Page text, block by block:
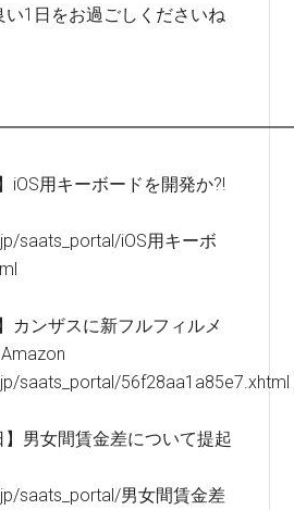
い1日をお過ごしくださいね
iOS用キーボードを開発か?!
saats_portal/iOS用キーボ
カンザスに新フルフィルメ
saats_portal/56f28aa1a85e7.xhtml
】男女間賃金差について提起
saats_portal/男女間賃金差